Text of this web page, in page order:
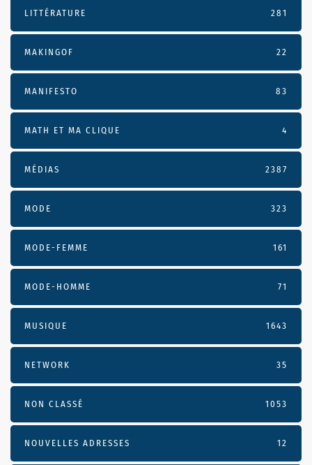
LITTÉRATURE 281
MAKINGOF 22
MANIFESTO 83
MATH ET MA CLIQUE 4
MÉDIAS 2387
MODE 323
MODE-FEMME 161
MODE-HOMME 71
MUSIQUE 1643
NETWORK 35
NON CLASSÉ 1053
NOUVELLES ADRESSES 12